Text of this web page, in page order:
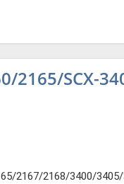
2165/SCX-
2167/2168/3400/